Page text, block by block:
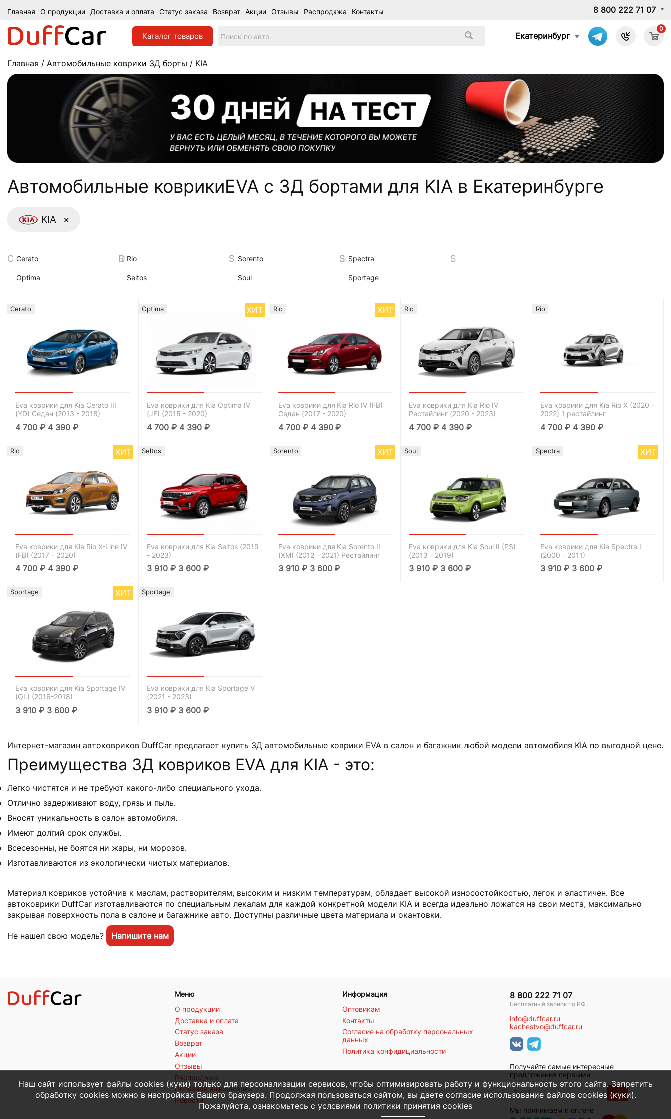
Главная О продукции Доставка и оплата Статус заказа Возврат Акции Отзывы Распродажа Контакты 8 800 222 71 07
Каталог товаров Екатеринбург
0
Главная / Автомобильные коврики 3Д борты / KIA
Aвтомобильные коврикиEVA с 3Д бортами для KIA в Екатеринбурге
KIA ×
Cerato
Optima
Rio
Seltos
Sorento
Soul
Spectra
Sportage
Cerato
Eva коврики для Kia Cerato III
(YD) Седан (2013 - 2018)
4 700₽ 4 390 ₽
Optima ХИТ
Eva коврики для Kia Optima IV
(JF) (2015 - 2020)
4 700₽ 4 390 ₽
Rio ХИТ
Eva коврики для Kia Rio IV (FB)
Седан (2017 - 2020)
4 700₽ 4 390 ₽
Rio
Eva коврики для Kia Rio IV
Рестайлинг (2020 - 2023)
4 700₽ 4 390₽
Rio
Eva коврики для Kia Rio X (2020 -
2022) 1 рестайлинг
4 700₽ 4 390₽
Rio ХИТ
Eva коврики для Kia Rio X-Line IV
(FB) (2017 - 2020)
4 700₽ 4 390 ₽
Seltos
Eva коврики для Kia Seltos (2019
- 2023)
3 910₽ 3 600 ₽
Sorento ХИТ
Eva коврики для Kia Sorento II
(XM) (2012 - 2021) Рестайлинг
3 910₽ 3 600 ₽
Soul
Eva коврики для Kia Soul II (PS)
(2013 - 2019)
3 910₽ 3 600₽
Spectra ХИТ
Eva коврики для Kia Spectra I
(2000 - 2011)
3 910₽ 3 600₽
Sportage ХИТ
Eva коврики для Kia Sportage IV
(QL) (2016-2018)
3 910₽ 3 600 ₽
Sportage
Eva коврики для Kia Sportage V
(2021 - 2023)
3 910₽ 3 600 ₽
Интернет-магазин автоковриков DuffCar предлагает купить 3Д автомобильные коврики EVA в салон и багажник любой модели автомобиля KIA по выгодной цене.
Преимущества 3Д ковриков EVA для KIA - это:
Легко чистятся и не требуют какого-либо специального ухода.
Отлично задерживают воду, грязь и пыль.
Вносят уникальность в салон автомобиля.
Имеют долгий срок службы.
Всесезонны, не боятся ни жары, ни морозов.
Изготавливаются из экологически чистых материалов.
Материал ковриков устойчив к маслам, растворителям, высоким и низким температурам, обладает высокой износостойкостью, легок и эластичен. Все
автоковрики DuffCar изготавливаются по специальным лекалам для каждой конкретной модели KIA и всегда идеально ложатся на свои места, максимально
закрывая поверхность пола в салоне и багажнике авто. Доступны различные цвета материала и окантовки.
Не нашел свою модель? Напишите нам
Меню
О продукции
Доставка и оплата
Статус заказа
Возврат
Акции
Отзывы
Распродажа
Полезная информация
Новости
Информация
Оптовикам
Контакты
Согласие на обработку персональных
данных
Политика конфидициальности
8 800 222 71 07
Бесплатный звонок по РФ
info@duffcar.ru
kachestvo@duffcar.ru
Получайте самые интересные
предложения первыми
→
Мы принимаем к оплате
Наш сайт использует файлы cookies (куки) только для персонализации сервисов, чтобы оптимизировать работу и функциональность этого сайта. Запретить
обработку cookies можно в настройках Вашего браузера. Продолжая пользоваться сайтом, вы даете согласие использование файлов cookies (куки).
Пожалуйста, ознакомьтесь с условиями политики принятия сookies